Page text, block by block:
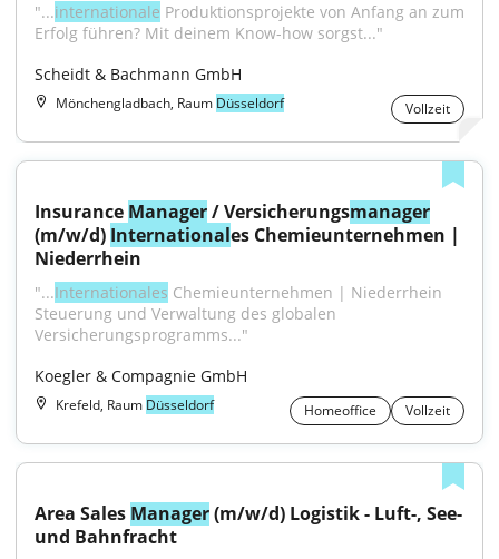
"...internationale Produktionsprojekte von Anfang an zum
Erfolg führen? Mit deinem Know-how sorgst..."
Scheidt & Bachmann GmbH
Mönchengladbach, Raum Düsseldorf Vollzeit
Insurance Manager / Versicherungsmanager
(m/w/d) Internationales Chemieunternehmen |
Niederrhein
"...Internationales Chemieunternehmen | Niederrhein
Steuerung und Verwaltung des globalen
Versicherungsprogramms..."
Koegler & Compagnie GmbH
Krefeld, Raum Düsseldorf Homeoffice Vollzeit
Area Sales Manager (m/w/d) Logistik - Luft-, See-
und Bahnfracht